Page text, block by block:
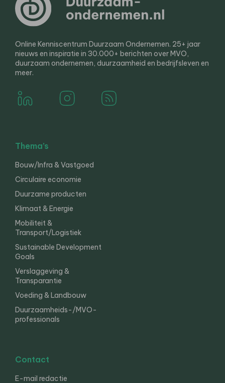
Online Kenniscentrum Duurzaam Ondernemen. 25+ jaar
nieuws en inspiratie in 30.000+ berichten over MVO,
duurzaam ondernemen, duurzaamheid en bedrijfsleven en
meer.
Thema’s
Bouw/Infra & Vastgoed
Circulaire economie
Duurzame producten
Klimaat & Energie
Mobiliteit &
Transport/Logistiek
Sustainable Development
Goals
Verslaggeving &
Transparantie
Voeding & Landbouw
Duurzaamheids-/MVO-
professionals
Contact
E-mail redactie